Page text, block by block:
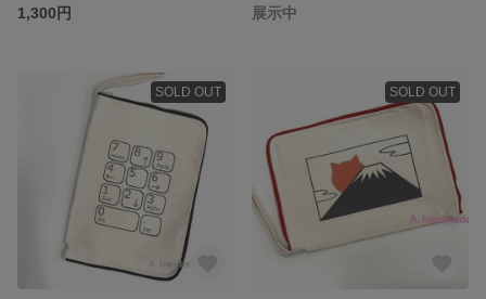
1,300円
展示中
SOLD OUT SOLD OUT